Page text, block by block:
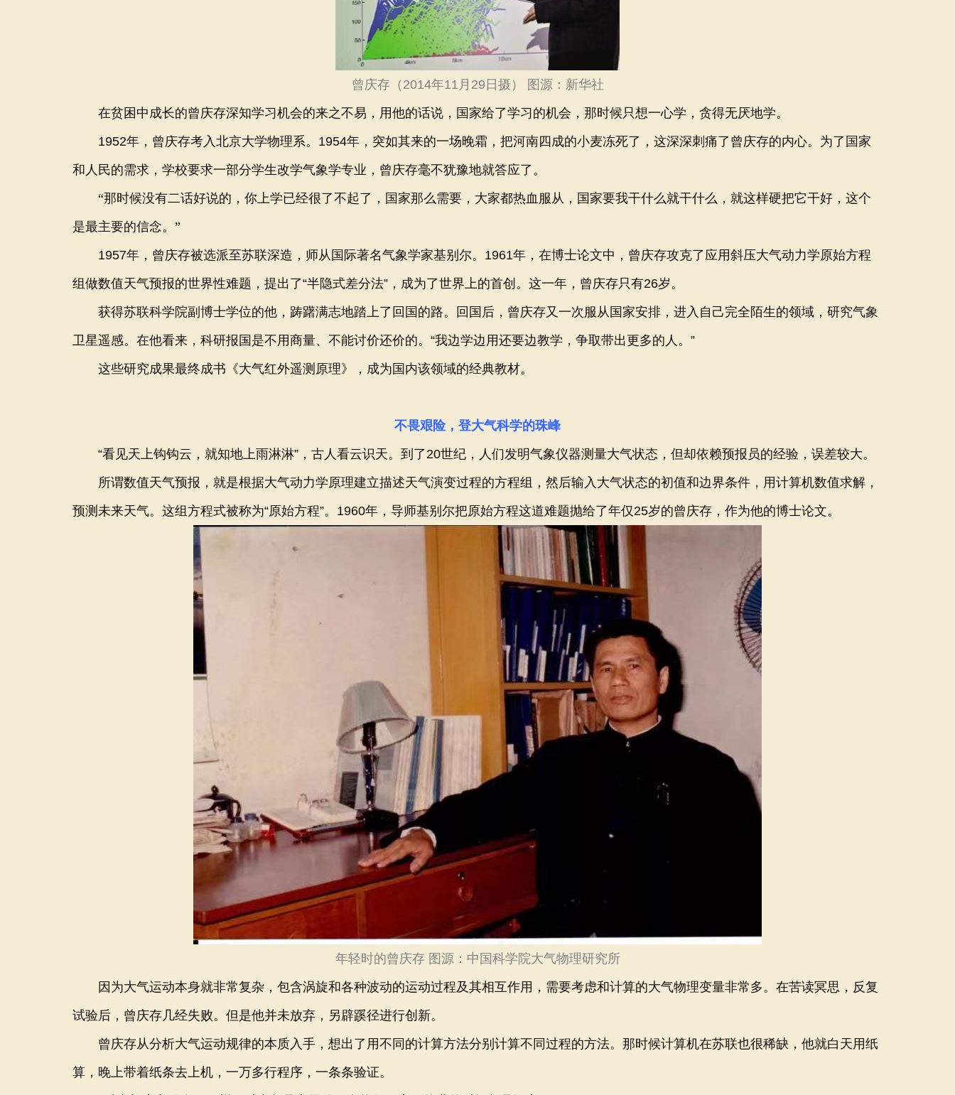
曾庆存（2014年11月29日摄） 图源：新华社
在贫困中成长的曾庆存深知学习机会的来之不易，用他的话说，国家给了学习的机会，那时候只想一心学，贪得无厌地学。
1952年，曾庆存考入北京大学物理系。1954年，突如其来的一场晚霜，把河南四成的小麦冻死了，这深深刺痛了曾庆存的内心。为了国家
和人民的需求，学校要求一部分学生改学气象学专业，曾庆存毫不犹豫地就答应了。
“那时候没有二话好说的，你上学已经很了不起了，国家那么需要，大家都热血服从，国家要我干什么就干什么，就这样硬把它干好，这个
是最主要的信念。”
1957年，曾庆存被选派至苏联深造，师从国际著名气象学家基别尔。1961年，在博士论文中，曾庆存攻克了应用斜压大气动力学原始方程
组做数值天气预报的世界性难题，提出了“半隐式差分法”，成为了世界上的首创。这一年，曾庆存只有26岁。
获得苏联科学院副博士学位的他，踌躇满志地踏上了回国的路。回国后，曾庆存又一次服从国家安排，进入自己完全陌生的领域，研究气象
卫星遥感。在他看来，科研报国是不用商量、不能讨价还价的。“我边学边用还要边教学，争取带出更多的人。”
这些研究成果最终成书《大气红外遥测原理》，成为国内该领域的经典教材。
不畏艰险，登大气科学的珠峰
“看见天上钩钩云，就知地上雨淋淋”，古人看云识天。到了20世纪，人们发明气象仪器测量大气状态，但却依赖预报员的经验，误差较大。
所谓数值天气预报，就是根据大气动力学原理建立描述天气演变过程的方程组，然后输入大气状态的初值和边界条件，用计算机数值求解，
预测未来天气。这组方程式被称为“原始方程”。1960年，导师基别尔把原始方程这道难题抛给了年仅25岁的曾庆存，作为他的博士论文。
年轻时的曾庆存 图源：中国科学院大气物理研究所
因为大气运动本身就非常复杂，包含涡旋和各种波动的运动过程及其相互作用，需要考虑和计算的大气物理变量非常多。在苦读冥思，反复
试验后，曾庆存几经失败。但是他并未放弃，另辟蹊径进行创新。
曾庆存从分析大气运动规律的本质入手，想出了用不同的计算方法分别计算不同过程的方法。那时候计算机在苏联也很稀缺，他就白天用纸
算，晚上带着纸条去上机，一万多行程序，一条条验证。